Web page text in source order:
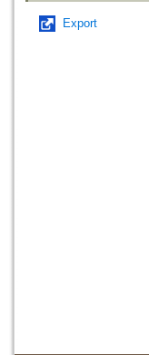
Export